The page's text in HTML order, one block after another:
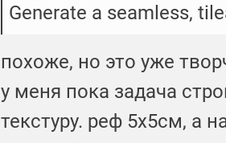
Generate a seamless,
похоже, но это уже
у меня пока задача
текстуру. реф 5х5см, а